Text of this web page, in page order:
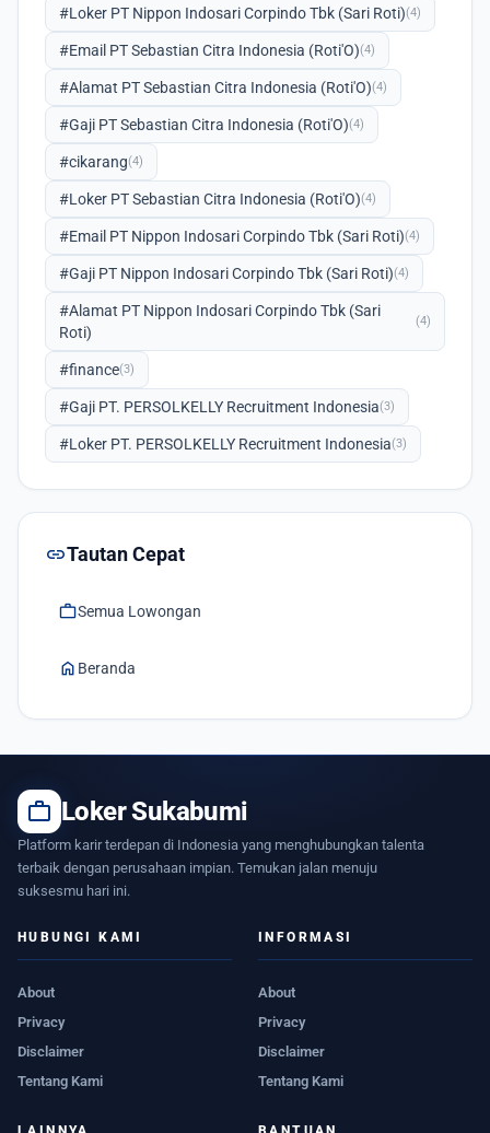
#Loker PT Nippon Indosari Corpindo Tbk (Sari Roti)(4)
#Email PT Sebastian Citra Indonesia (Roti'O)(4)
#Alamat PT Sebastian Citra Indonesia (Roti'O)(4)
#Gaji PT Sebastian Citra Indonesia (Roti'O)(4)
#cikarang(4)
#Loker PT Sebastian Citra Indonesia (Roti'O)(4)
#Email PT Nippon Indosari Corpindo Tbk (Sari Roti)(4)
#Gaji PT Nippon Indosari Corpindo Tbk (Sari Roti)(4)
#Alamat PT Nippon Indosari Corpindo Tbk (Sari
Roti)
(4)
#finance(3)
#Gaji PT. PERSOLKELLY Recruitment Indonesia(3)
#Loker PT. PERSOLKELLY Recruitment Indonesia(3)
linkTautan Cepat
workSemua Lowongan
home Beranda
work Loker Sukabumi
Platform karir terdepan di Indonesia yang menghubungkan talenta
terbaik dengan perusahaan impian. Temukan jalan menuju
suksesmu hari ini.
HUBUNGI KAMI
About
Privacy
Disclaimer
Tentang Kami
INFORMASI
About
Privacy
Disclaimer
Tentang Kami